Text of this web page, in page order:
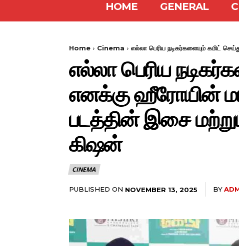
HOME GENERAL
Home Cinema எல்லா பெரிய நடிகர்களையும் கமிட்
எல்லா பெரிய
எனக்கு ஹீரோயின்
படத்தின் இசை மற்றும்
கிஷன்
CINEMA
PUBLISHED ON NOVEMBER 13, 2025 BY